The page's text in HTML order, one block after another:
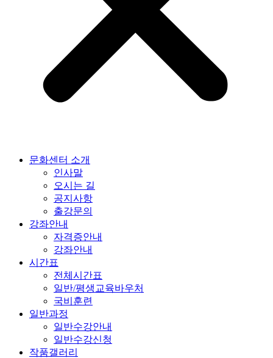
문화센터 소개
인사말
오시는 길
공지사항
출강문의
강좌안내
자격증안내
강좌안내
시간표
전체시간표
일반/평생교육바우처
국비훈련
일반과정
일반수강안내
일반수강신청
작품갤러리